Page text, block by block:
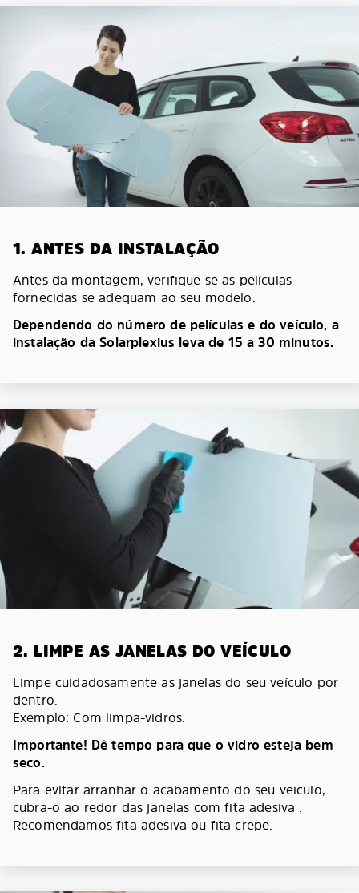
1. ANTES DA INSTALAÇÃO
Antes da montagem, verifique se as películas
fornecidas se adequam ao seu modelo.
Dependendo do número de películas e do veículo, a
instalação da Solarplexius leva de 15 a 30 minutos.
2. LIMPE AS JANELAS DO VEÍCULO
Limpe cuidadosamente as janelas do seu veículo por
dentro.
Exemplo: Com limpa-vidros.
Importante! Dê tempo para que o vidro esteja bem
seco.
Para evitar arranhar o acabamento do seu veículo,
cubra-o ao redor das janelas com fita adesiva .
Recomendamos fita adesiva ou fita crepe.